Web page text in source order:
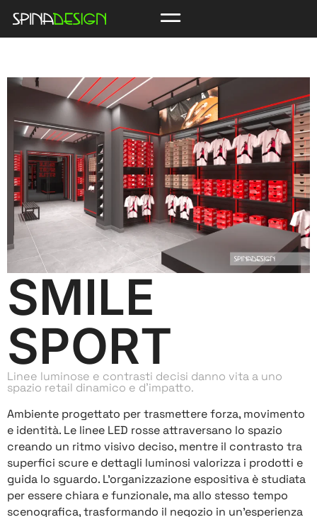
SMILE
SPORT
Linee luminose e contrasti decisi danno vita a uno
spazio retail dinamico e d’impatto.
Ambiente progettato per trasmettere forza, movimento
e identità. Le linee LED rosse attraversano lo spazio
creando un ritmo visivo deciso, mentre il contrasto tra
superfici scure e dettagli luminosi valorizza i prodotti e
guida lo sguardo. L’organizzazione espositiva è studiata
per essere chiara e funzionale, ma allo stesso tempo
scenografica, trasformando il negozio in un’esperienza